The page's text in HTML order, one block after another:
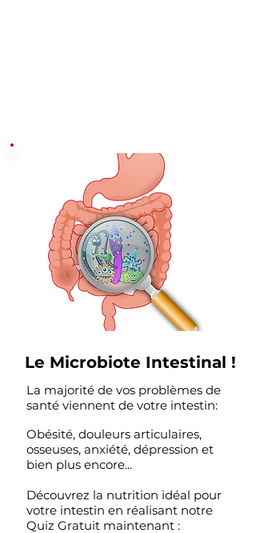
Le Microbiote Intestinal !
La majorité de vos problèmes de
santé viennent de votre intestin:
Obésité, douleurs articulaires,
osseuses, anxiété, dépression et
bien plus encore...
Découvrez la nutrition idéal pour
votre intestin en réalisant notre
Quiz Gratuit maintenant :